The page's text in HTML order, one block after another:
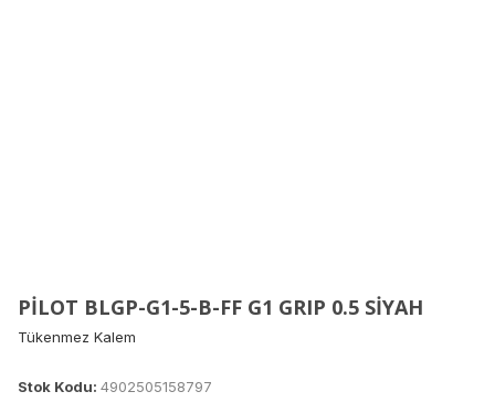
PİLOT BLGP-G1-5-B-FF G1 GRIP 0.5 SİYAH
Tükenmez Kalem
Stok Kodu: 4902505158797